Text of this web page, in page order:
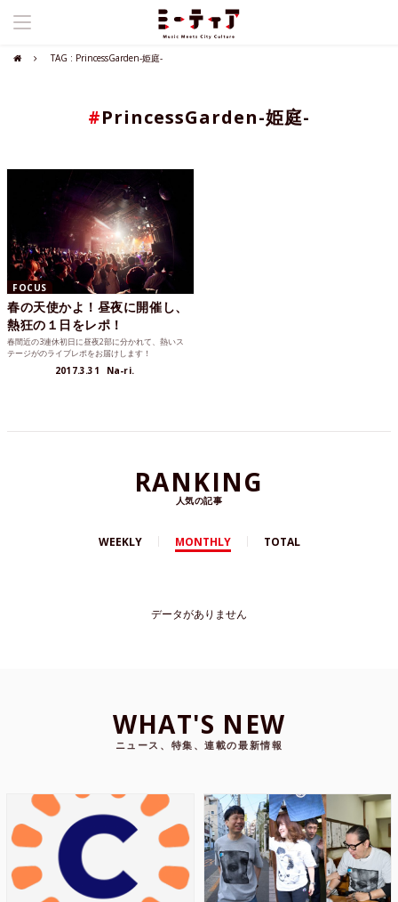
TAG : PrincessGarden-姫庭-
#PrincessGarden-姫庭-
FOCUS
春の天使かよ！昼夜に開催し、
熱狂の１日をレポ！
春間近の3連休初日に昼夜2部に分かれて、熱いス
テージがのライブレポをお届けします！
2017.3.31 Na-ri.
RANKING
人気の記事
WEEKLY MONTHLY TOTAL
データがありません
WHAT'S NEW
ニュース、特集、連載の最新情報